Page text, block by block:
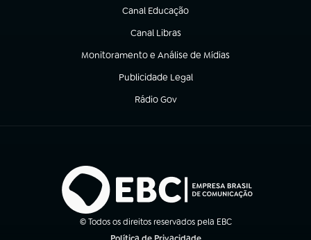
Canal Educação
(abre em nova aba)
Canal Libras
(abre em nova aba)
Monitoramento e Análise de Mídias
(abre em nova aba)
Publicidade Legal
(abre em nova aba)
Rádio Gov
(abre em nova aba)
© Todos os direitos reservados pela EBC